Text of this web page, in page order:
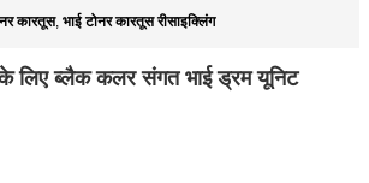
कारतूस, भाई टोनर कारतूस रीसाइक्लिंग
के लिए ब्लैक कलर संगत भाई ड्रम यूनिट